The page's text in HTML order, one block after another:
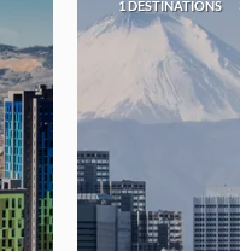
1 DESTINATIONS